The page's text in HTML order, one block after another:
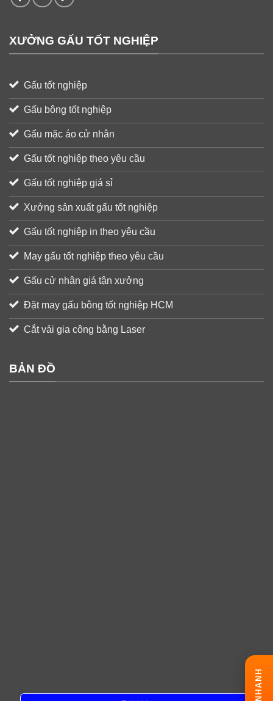
XƯỞNG GẤU TỐT NGHIỆP
Gấu tốt nghiệp
Gấu bông tốt nghiệp
Gấu mặc áo cử nhân
Gấu tốt nghiệp theo yêu cầu
Gấu tốt nghiệp giá sỉ
Xưởng sản xuất gấu tốt nghiệp
Gấu tốt nghiệp in theo yêu cầu
May gấu tốt nghiệp theo yêu cầu
Gấu cử nhân giá tận xưởng
Đặt may gấu bông tốt nghiệp HCM
Cắt vải gia công bằng Laser
BẢN ĐỒ